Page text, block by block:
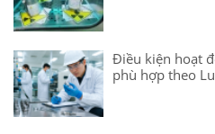
Điều kiện hoạt
phù hợp theo